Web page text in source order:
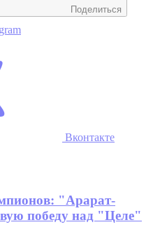
Поделиться
Вконтакте
"Арарат-
победу над "Целе"